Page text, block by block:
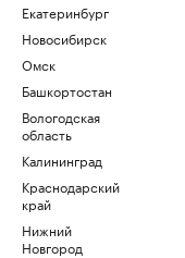
Екатеринбург
Новосибирск
Омск
Башкортостан
Вологодская
область
Калининград
Краснодарский
край
Нижний
Новгород